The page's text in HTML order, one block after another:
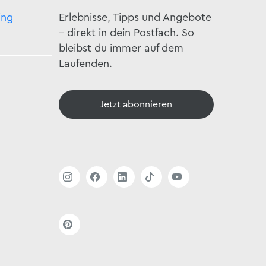
Erlebnisse, Tipps und Angebote
– direkt in dein Postfach. So
bleibst du immer auf dem
Laufenden.
Jetzt abonnieren